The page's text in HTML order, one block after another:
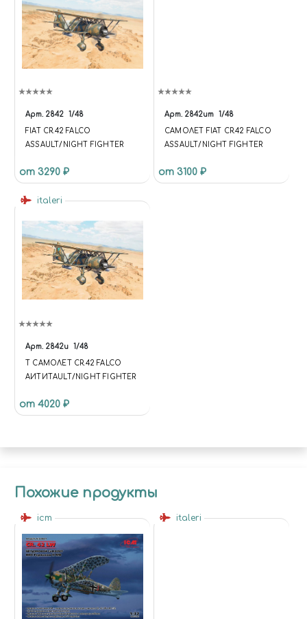
Арт. 2842 1/48
FIAT CR.42 FALCO
ASSAULT/NIGHT FIGHTER
от 3290 ₽
Арт. 2842ит 1/48
САМОЛЕТ FIAT CR.42 FALCO
ASSAULT/NIGHT FIGHTER
от 3100 ₽
italeri
Арт. 2842и 1/48
Т САМОЛЕТ CR.42 FALCO
AИТИТAULT/NIGHT FIGHTER
от 4020 ₽
Похожие продукты
icm italeri